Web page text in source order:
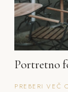
Portretno
PREBERI VEČ